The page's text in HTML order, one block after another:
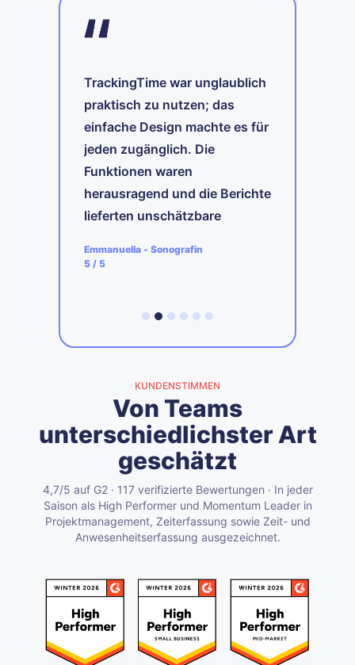
TrackingTime war unglaublich
praktisch zu nutzen; das
einfache Design machte es für
jeden zugänglich. Die
Funktionen waren
herausragend und die Berichte
lieferten unschätzbare
Produktivität.
Emmanuella - Sonografin
5 / 5
KUNDENSTIMMEN
Von Teams
unterschiedlichster Art
geschätzt
4,7/5 auf G2 · 117 verifizierte Bewertungen · In jeder
Saison als High Performer und Momentum Leader in
Projektmanagement, Zeiterfassung sowie Zeit- und
Anwesenheitserfassung ausgezeichnet.